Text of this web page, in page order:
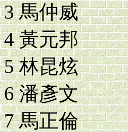
3 馬仲威
4 黃元邦
5 林昆炫
6 潘彥文
7 馬正倫